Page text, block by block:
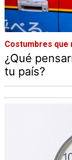
Costumbres que
¿Qué
tu país?